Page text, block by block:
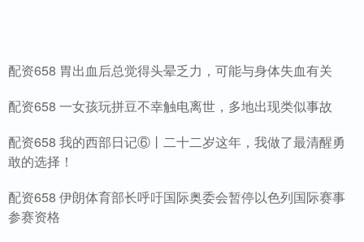
配资658 胃出血后总觉得头晕乏力，可能与身体失血有关
配资658 一女孩玩拼豆不幸触电离世，多地出现类似事故
配资658 我的西部日记⑥丨二十二岁这年，我做了最清醒勇
敢的选择！
配资658 伊朗体育部长呼吁国际奥委会暂停以色列国际赛事
参赛资格